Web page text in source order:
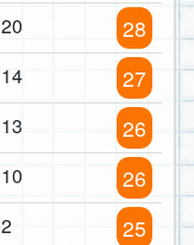
20 28
14 27
13 26
10 26
2 25